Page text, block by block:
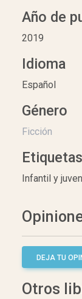
Año de
2019
Idioma
Español
Género
Ficción
Etiquetas
Infantil y
DEJA TU
Otros